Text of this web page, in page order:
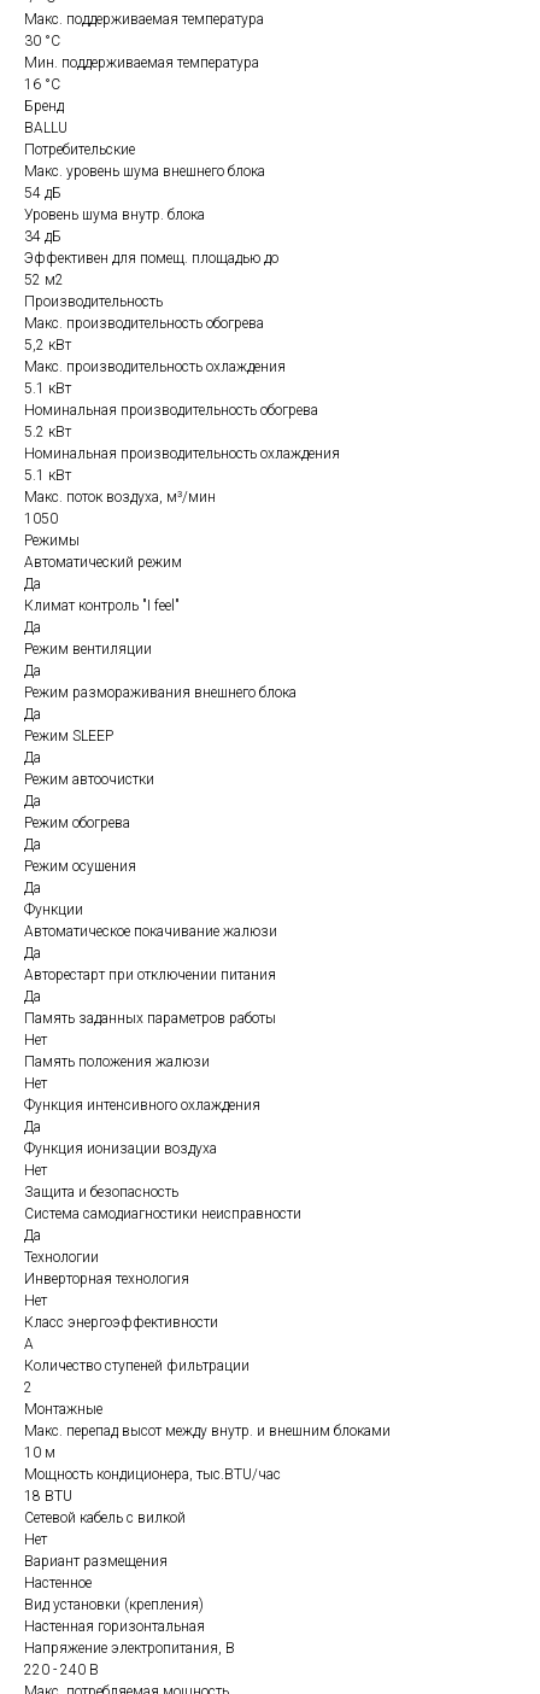
Макс. поддерживаемая температура
30 °С
Мин. поддерживаемая температура
16 °С
Бренд
BALLU
Потребительские
Макс. уровень шума внешнего блока
54 дБ
Уровень шума внутр. блока
34 дБ
Эффективен для помещ. площадью до
52 м2
Производительность
Макс. производительность обогрева
5,2 кВт
Макс. производительность охлаждения
5.1 кВт
Номинальная производительность обогрева
5.2 кВт
Номинальная производительность охлаждения
5.1 кВт
Макс. поток воздуха, м³/мин
1050
Режимы
Автоматический режим
Да
Климат контроль "I feel"
Да
Режим вентиляции
Да
Режим размораживания внешнего блока
Да
Режим SLEEP
Да
Режим автоочистки
Да
Режим обогрева
Да
Режим осушения
Да
Функции
Автоматическое покачивание жалюзи
Да
Авторестарт при отключении питания
Да
Память заданных параметров работы
Нет
Память положения жалюзи
Нет
Функция интенсивного охлаждения
Да
Функция ионизации воздуха
Нет
Защита и безопасность
Система самодиагностики неисправности
Да
Технологии
Инверторная технология
Нет
Класс энергоэффективности
A
Количество ступеней фильтрации
2
Монтажные
Макс. перепад высот между внутр. и внешним блоками
10 м
Мощность кондиционера, тыс.BTU/час
18 BTU
Сетевой кабель с вилкой
Нет
Вариант размещения
Настенное
Вид установки (крепления)
Настенная горизонтальная
Напряжение электропитания, В
220 - 240 В